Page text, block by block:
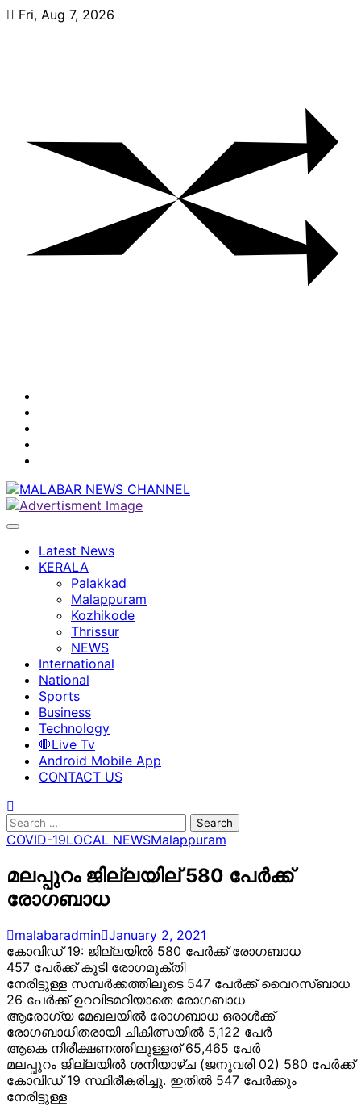
SkipFri, Aug 7, 2026
Latest News
KERALA
Palakkad
Malappuram
Kozhikode
Thrissur
NEWS
International
National
Sports
Business
Technology
🛑Live Tv
Android Mobile App
CONTACT US
Search
for:
COVID-19LOCAL NEWSMalappuram
മലപ്പുറം ജില്ലയില് 580 പേര്‍ക്ക്
രോഗബാധ
malabaradmin January 2, 2021
കോവിഡ് 19: ജില്ലയില് 580 പേര്ക്ക് രോഗബാധ
457 പേര്ക്ക് കൂടി രോഗമുക്തി
നേരിട്ടുള്ള സമ്പര്ക്കത്തിലൂടെ 547 പേര്ക്ക് വൈറസ്ബാധ
26 പേര്ക്ക് ഉറവിടമറിയാതെ രോഗബാധ
ആരോഗ്യ മേഖലയില് രോഗബാധ ഒരാള്ക്ക്
രോഗബാധിതരായി ചികിത്സയില് 5,122 പേര്
ആകെ നിരീക്ഷണത്തിലുള്ളത് 65,465 പേര്
മലപ്പുറം ജില്ലയില് ശനിയാഴ്ച (ജനുവരി 02) 580 പേര്ക്ക്
കോവിഡ് 19 സ്ഥിരീകരിച്ചു. ഇതില് 547 പേര്ക്കും
നേരിട്ടുള്ള